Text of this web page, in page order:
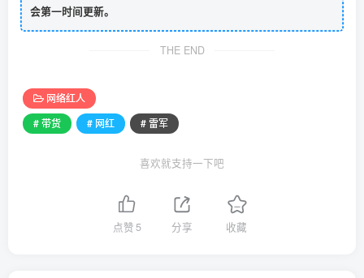
会第一时间更新。
THE END
网络红人
# 带货
# 网红 # 雷军
喜欢就支持一下吧
点赞 5 分享 收藏